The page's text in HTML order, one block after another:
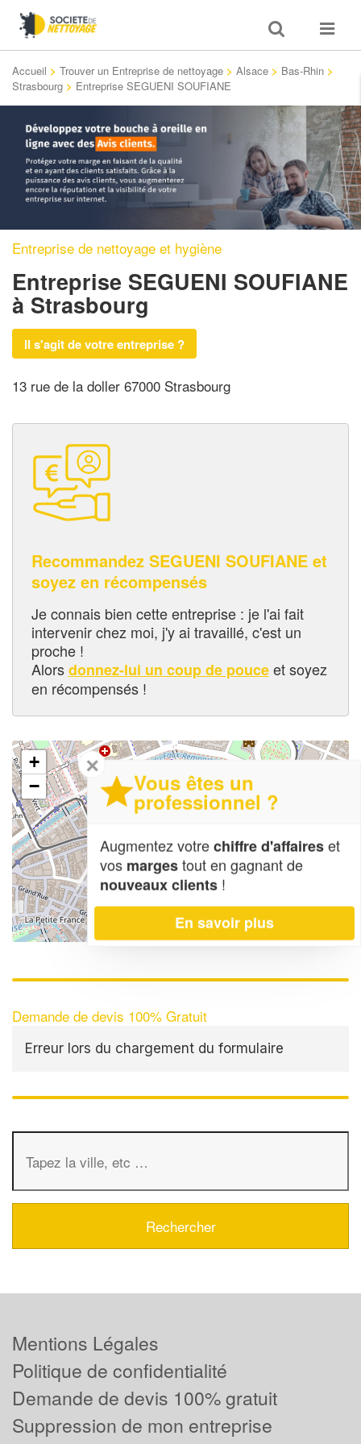
Toggle
search
Toggle
Accueil > Trouver un Entreprise de nettoyage > Alsace > Bas-Rhin >
Strasbourg > Entreprise SEGUENI SOUFIANE
Entreprise de nettoyage et hygiène
Entreprise SEGUENI SOUFIANE
à Strasbourg
Il s'agit de votre entreprise ?
13 rue de la doller 67000 Strasbourg
Recommandez SEGUENI SOUFIANE et
soyez en récompensés
Je connais bien cette entreprise : je l'ai fait
intervenir chez moi, j'y ai travaillé, c'est un
proche !
Alorsdonnez-lui un coup de pouceet soyez
en récompensés !
+
−
OpenStreetMap contributors,
Demande de devis 100% Gratuit
Erreur lors du chargement du formulaire
✕
Vous êtes un
professionnel ?
Augmentez votrechiffre d'affaireset
vos margestout en gagnant de
nouveaux clients !
En savoir plus
Mentions Légales
Politique de confidentialité
Demande de devis 100% gratuit
Suppression de mon entreprise